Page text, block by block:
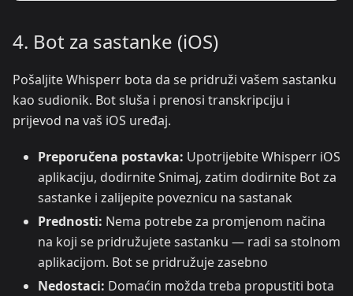
4. Bot za sastanke (iOS)
Pošaljite Whisperr bota da se pridruži vašem sastanku
kao sudionik. Bot sluša i prenosi transkripciju i
prijevod na vaš iOS uređaj.
Preporučena postavka: Upotrijebite Whisperr iOS
aplikaciju, dodirnite Snimaj, zatim dodirnite Bot za
sastanke i zalijepite poveznicu na sastanak
Prednosti: Nema potrebe za promjenom načina
na koji se pridružujete sastanku — radi sa stolnom
aplikacijom. Bot se pridružuje zasebno
Nedostaci: Domaćin možda treba propustiti bota